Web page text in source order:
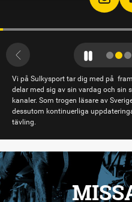
Vi på Sulkysport tar dig med på
delar med sig av sin vardag och sin
kanaler. Som trogen läsare av
dessutom kontinuerliga
tävling.